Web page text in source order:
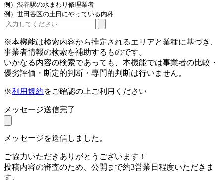
例）渋谷駅の水まわり修理業者
例）世田谷区の土日にやっている内科
※本機能は検索内容から推定されるエリアと業種に基づき、
事業者情報の検索を補助するものです。
いかなる内容の検索であっても、本機能では事業者の比較・
優劣評価・断定的判断・専門的判断は行いません。
※利用規約をご確認の上ご利用ください
メッセージ送信完了
メッセージを送信しました。
ご協力いただきありがとうございます！
投稿内容の審査のため、公開まで約3営業日程度いただきま
す。